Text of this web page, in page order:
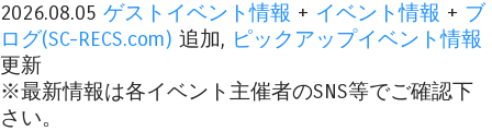
2026.08.05 ゲストイベント情報 + イベント情報 + ブ
ログ(SC-RECS.com) 追加, ピックアップイベント情報
更新
※最新情報は各イベント主催者のSNS等でご確認下
さい。